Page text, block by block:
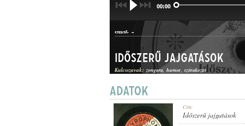
00:00
SZERZŐ: -
KUPLÉ
Időszerű jajgatások
Kulcsszavak: zongora humor szórakozás
Cím:
Időszerű jajgatások